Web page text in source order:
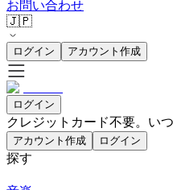
お問い合わせ
🇯🇵
ログイン アカウント作成
ログイン
クレジットカード不要。い
アカウント作成 ログイン
探す